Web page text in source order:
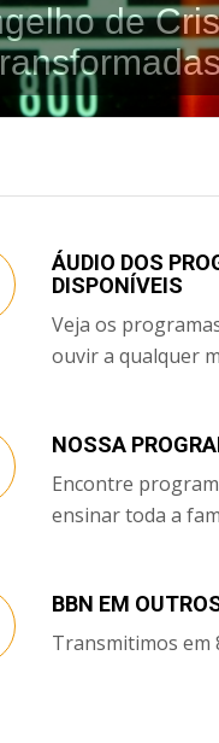
de
ÁUDIO DOS
DISPONÍVEIS
Veja os
ouvir a qualquer
NOSSA
Encontre
ensinar toda a
BBN EM
Transmitimos em